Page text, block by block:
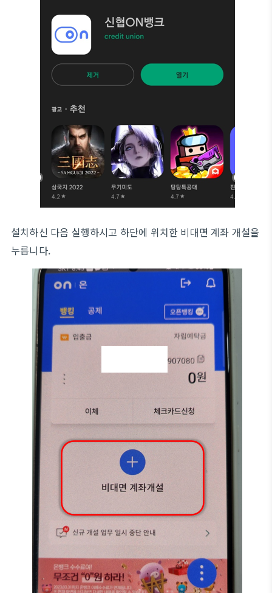
설치하신 다음 실행하시고 하단에 위치한 비대면 계좌 개설을
누릅니다.